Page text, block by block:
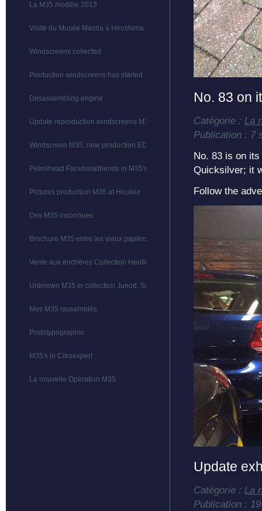
La M35 modèle 2013
Visite du Musée Mazda à Hiroshima
Windscreens collected
Production windscreens has started
Desassembling engine
Update reproduction windscreens M35
Windscreen M35; new production EDIT
Petrolhead Facebookfriends in M35's
Pictures production M35 at Heuliez
Des M35 inconnues
Brochure M35 entre les vieux papiers ?
Vente aux enchères Collection Heuliez
Unknown M35 in collection Junod, Switserland
Mes M35 rassemblés
Prototypographie
M35's in Citroexpert
La nouvelle Opération M35
No. 83 on
Catégorie : La
Publication : 7
No. 83 is on
Quicksilver; it
Follow the
Update
Catégorie : La
Publication :